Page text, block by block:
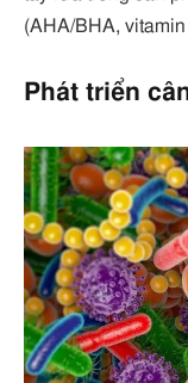
(AHA/BHA, vitamin
Phát triển